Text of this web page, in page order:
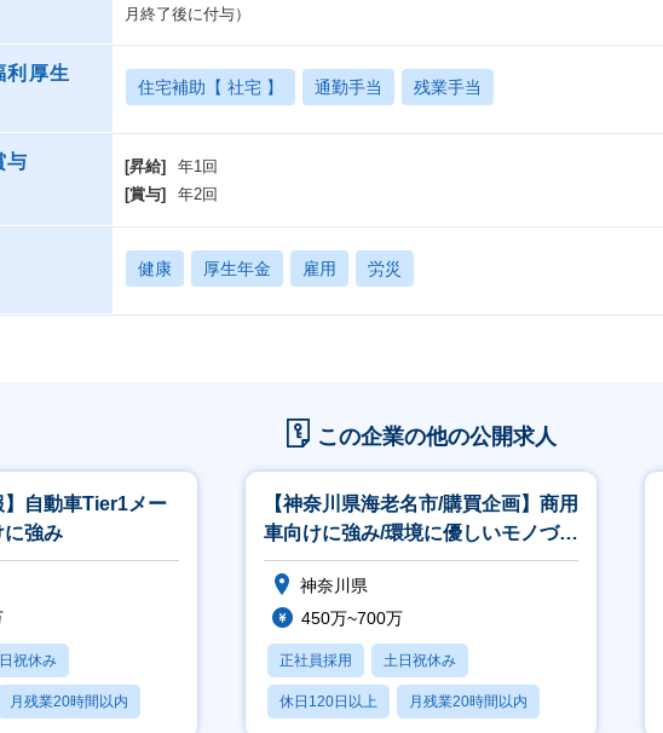
月終了後に付与）
利厚生
住宅補助【 社宅 】 通勤手当 残業手当
与 [昇給]
年1回
[賞与]
年2回
健康 厚生年金 雇用 労災
この企業の他の公開求人
】⾃動⾞Tier1メー
に強み
祝休み
月残業20時間以内
【神奈川県海⽼名市/購買企画】商⽤
⾞向けに強み/環境に優しいモノづく
り
神奈川県
450万~700万
正社員採用 土日祝休み
休日120日以上 月残業20時間以内